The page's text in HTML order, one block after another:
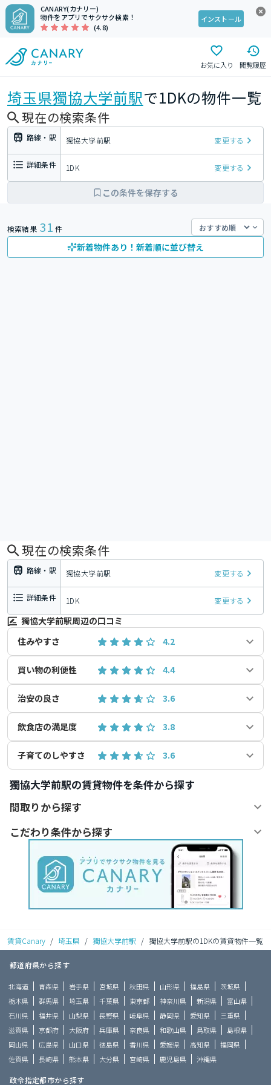
CANARY(カナリー)
物件をアプリでサクサク検索！
(4.8)
インストール
お気に入り 閲覧履歴
埼玉県獨協大学前駅で1DKの物件一覧
現在の検索条件
路線・駅 獨協大学前駅 変更する
詳細条件 1DK 変更する
この条件を保存する
検索結果 31 件
新着物件あり！新着順に並び替え
現在の検索条件
路線・駅 獨協大学前駅 変更する
詳細条件 1DK 変更する
獨協大学前駅周辺の口コミ
住みやすさ
4.2
買い物の利便性 4.4
治安の良さ 3.6
飲食店の満足度 3.8
子育てのしやすさ 3.6
獨協大学前駅の賃貸物件を条件から探す
間取りから探す
こだわり条件から探す
賃貸Canary / 埼玉県 / 獨協大学前駅 / 獨協大学前駅の1DKの賃貸物件一覧
都道府県から探す
北海道 青森県 岩手県 宮城県 秋田県 山形県 福島県
茨城県
栃木県
群馬県 埼玉県 千葉県 東京都 神奈川県 新潟県
富山県
石川県
福井県 山梨県 長野県 岐阜県 静岡県 愛知県
三重県
滋賀県
京都府 大阪府 兵庫県 奈良県 和歌山県 鳥取県
島根県
岡山県
広島県 山口県 徳島県 香川県 愛媛県 高知県
福岡県
佐賀県
長崎県 熊本県 大分県 宮崎県 鹿児島県 沖縄県
政令指定都市から探す